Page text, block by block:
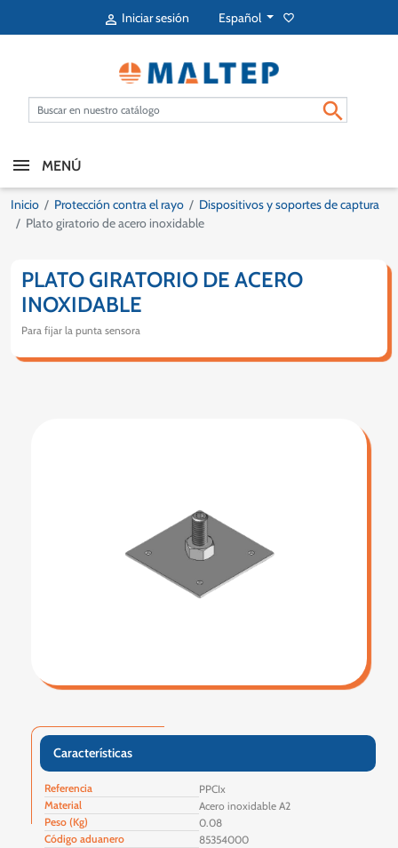
 Iniciar sesión Español favorite_border

MENÚ
Inicio Protección contra el rayo
Dispositivos y soportes de captura
Plato giratorio de acero inoxidable
PLATO GIRATORIO DE ACERO
INOXIDABLE
Para fijar la punta sensora
Características
Referencia
PPCIx
Material
Acero inoxidable A2
Peso (Kg)
0.08
Código aduanero
85354000